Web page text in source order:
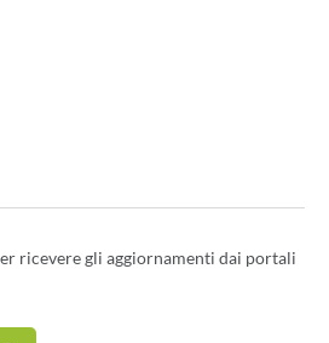
ricevere gli aggiornamenti dai portali